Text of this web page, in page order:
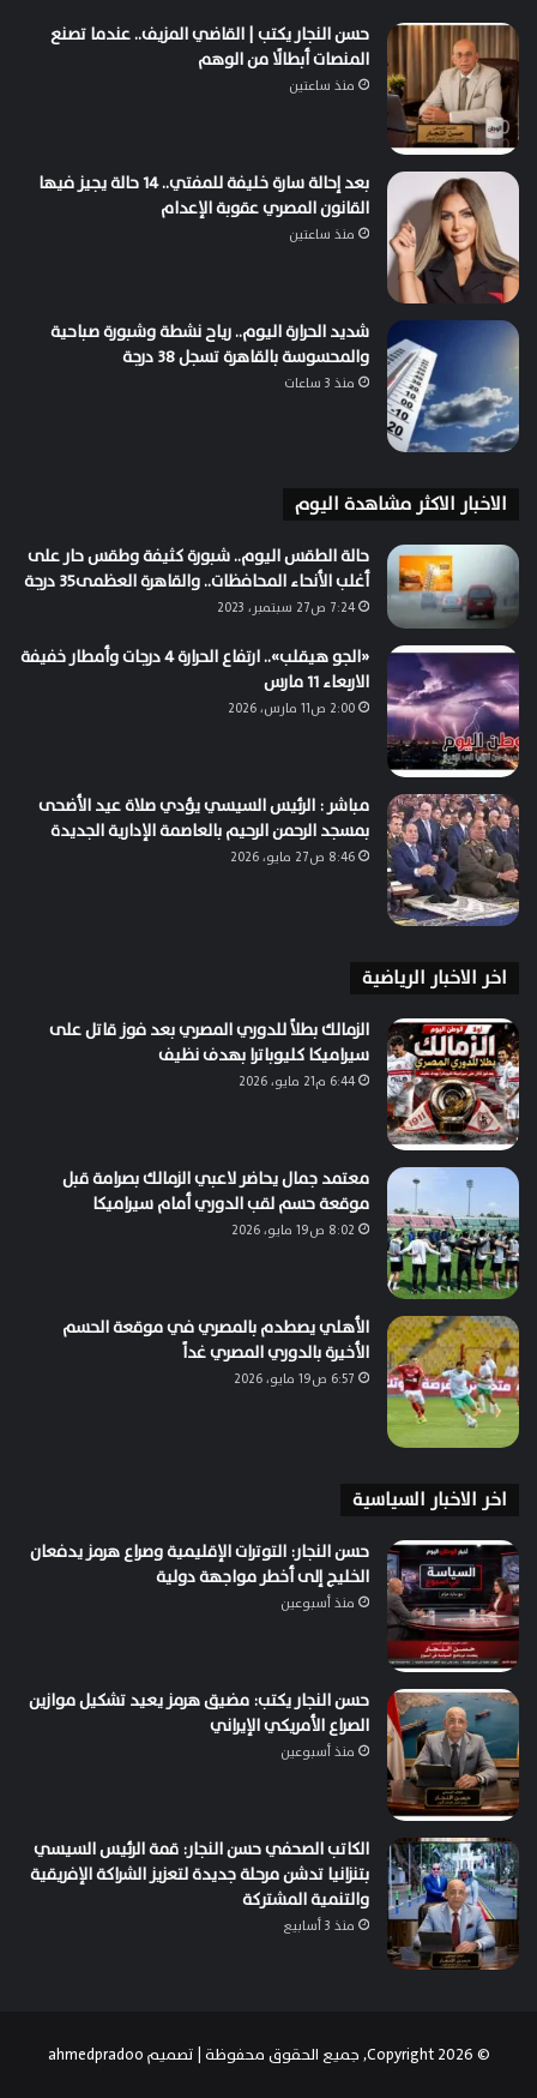
حسن النجار يكتب | القاضي المزيف.. عندما تصنع
المنصات أبطالًا من الوهم
منذ ساعتين
بعد إحالة سارة خليفة للمفتي.. 14 حالة يجيز فيها
القانون المصري عقوبة الإعدام
منذ ساعتين
شديد الحرارة اليوم.. رياح نشطة وشبورة صباحية
والمحسوسة بالقاهرة تسجل 38 درجة
منذ 3 ساعات
الاخبار الاكثر مشاهدة اليوم
حالة الطقس اليوم.. شبورة كثيفة وطقس حار على
أغلب الأنحاء المحافظات.. والقاهرة العظمى35 درجة
7:24 ص27 سبتمبر، 2023
«الجو هيقلب».. ارتفاع الحرارة 4 درجات وأمطار خفيفة
الاربعاء 11 مارس
2:00 ص11 مارس، 2026
مباشر : الرئيس السيسي يؤدي صلاة عيد الأضحى
بمسجد الرحمن الرحيم بالعاصمة الإدارية الجديدة
8:46 ص27 مايو، 2026
اخر الاخبار الرياضية
الزمالك بطلاً للدوري المصري بعد فوز قاتل على
سيراميكا كليوباترا بهدف نظيف
6:44 م21 مايو، 2026
معتمد جمال يحاضر لاعبي الزمالك بصرامة قبل
موقعة حسم لقب الدوري أمام سيراميكا
8:02 ص19 مايو، 2026
الأهلي يصطدم بالمصري في موقعة الحسم
الأخيرة بالدوري المصري غداً
6:57 ص19 مايو، 2026
اخر الاخبار السياسية
حسن النجار: التوترات الإقليمية وصراع هرمز يدفعان
الخليج إلى أخطر مواجهة دولية
منذ أسبوعين
حسن النجار يكتب: مضيق هرمز يعيد تشكيل موازين
الصراع الأمريكي الإيراني
منذ أسبوعين
الكاتب الصحفي حسن النجار: قمة الرئيس السيسي
بتنزانيا تدشن مرحلة جديدة لتعزيز الشراكة الإفريقية
والتنمية المشتركة
منذ 3 أسابيع
© Copyright 2026, جميع الحقوق محفوظة | تصميم ahmedpradoo